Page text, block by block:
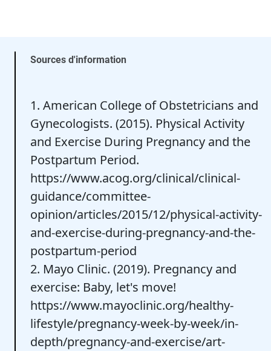
Sources d'information
1. American College of Obstetricians and
Gynecologists. (2015). Physical Activity
and Exercise During Pregnancy and the
Postpartum Period.
https://www.acog.org/clinical/clinical-
guidance/committee-
opinion/articles/2015/12/physical-activity-
and-exercise-during-pregnancy-and-the-
postpartum-period
2. Mayo Clinic. (2019). Pregnancy and
exercise: Baby, let's move!
https://www.mayoclinic.org/healthy-
lifestyle/pregnancy-week-by-week/in-
depth/pregnancy-and-exercise/art-